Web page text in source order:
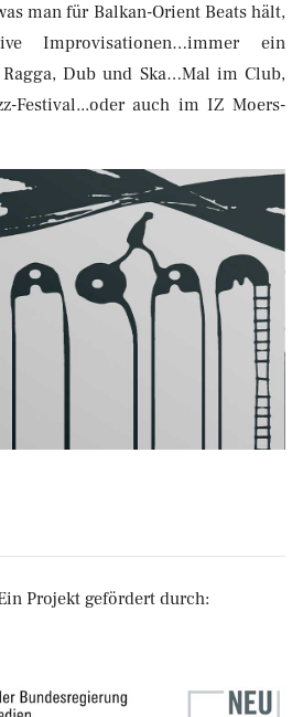
man für Balkan-Orient Beats hält,
Improvisationen…immer ein
Dub und Ska…Mal im Club,
Festival...oder auch im IZ Moers-
Projekt gefördert durch: